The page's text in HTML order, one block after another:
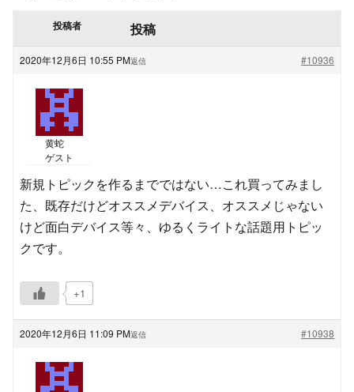
投稿者 投稿
2020年12月6日 10:55 PM #10936
返信
黄蛇
ゲスト
新規トピックを作るまでではない…これ買ってみまし
た、既存だけどオススメデバイス、オススメじゃない
けど面白デバイス等々、ゆるくライトな話題用トピッ
クです。
+1
2020年12月6日 11:09 PM #10938
返信